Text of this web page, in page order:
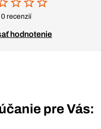
0 recenzií
hodnotenie
pre Vás: